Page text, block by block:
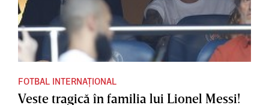
FOTBAL INTERNAȚIONAL
Veste tragică în familia lui Lionel Messi!